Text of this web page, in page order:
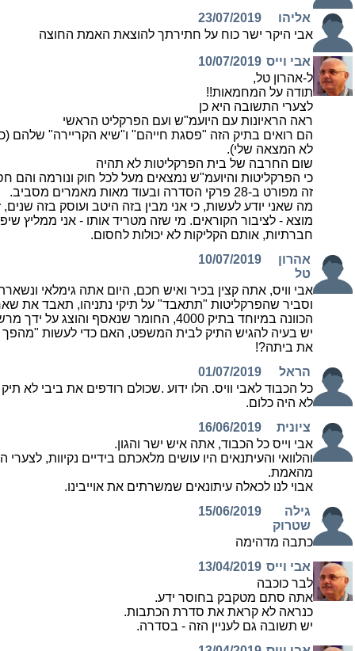
אליהו
23/07/2019
אבי היקר ישר כוח על חתירתך להוצאת האמת החוצה
אבי וייס 10/07/2019
ל-אהרון טל,
תודה על המחמאות!!
לצערי התשובה היא כן
ראה הראיונות עם היועמ"ש ועם הפרקליט הראשי
הם רואים בתיק הזה "פסגת חייהם" ו"שיא הקריירה" שלהם
לא המצאה שלי).
שום החרבה של בית הפרקליטות לא תהיה
כי הפרקליטות והיועמ"ש נמצאים מעל לכל חוק ונורמה והם
זה מפורט ב-28 פרקי הסדרה ובעוד מאות מאמרים מסביב.
מה שאני יודע לעשות, כי אני מבין בזה היטב ועוסק בזה
מוצא - לציבור הקוראים. מי שזה מטריד אותו - אני ממליץ
חברתיות, אותם הקליקות לא יכולות לחסום.
אהרון
טל
10/07/2019
אבי וויס, אתה קצין בכיר ואיש חכם, היום אתה גימלאי
וסביר שהפרקליטות "תתאבד" על תיקי נתניהו, תאבד את
הכוונה במיוחד בתיק 4000, החומר שנאסף
יש בעיה להגיש התיק לבית המשפט, האם כדי לעשות "מהפך
את ביתה?!
הראל
01/07/2019
לא היה כלום.
ציונית
16/06/2019
אבי וייס כל הכבוד, אתה איש ישר והגון.
והלוואי והעיתנאים היו עושים מלאכתם בידיים נקיוות,
מהאמת.
אבוי לנו לכאלה עיתונאים שמשרתים את אוייבינו.
גילה
שטרוק
15/06/2019
כתבה מדהימה
אבי וייס 13/04/2019
לבר כוכבה
אתה סתם מטקבק בחוסר ידע.
כנראה לא קראת את סדרת הכתבות.
יש תשובה גם לעניין הזה - בסדרה.